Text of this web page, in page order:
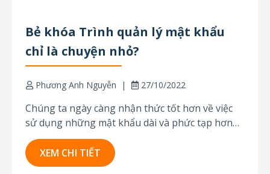
Bẻ khóa Trình quản lý mật khẩu
chỉ là chuyện nhỏ?
Phương Anh Nguyễn 27/10/2022
Chúng ta ngày càng nhận thức tốt hơn về việc
sử dụng những mật khẩu dài và phức tạp hơn
để bảo vệ các tài khoản của mình. Điều này đi
kèm với nhu cầu quản lý hệ thống mật khẩu cho
các loại tài khoản khác nhau. Và...
XEM CHI TIẾT